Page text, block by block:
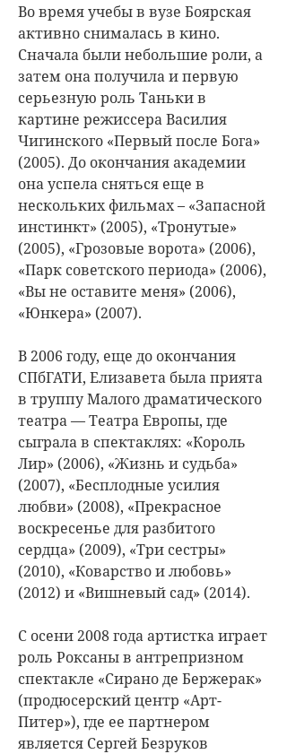
Во время учебы в вузе Боярская
активно снималась в кино.
Сначала были небольшие роли, а
затем она получила и первую
серьезную роль Таньки в
картине режиссера Василия
Чигинского «Первый после Бога»
(2005). До окончания академии
она успела сняться еще в
нескольких фильмах – «Запасной
инстинкт» (2005), «Тронутые»
(2005), «Грозовые ворота» (2006),
«Парк советского периода» (2006),
«Вы не оставите меня» (2006),
«Юнкера» (2007).
В 2006 году, еще до окончания
СПбГАТИ, Елизавета была прията
в труппу Малого драматического
театра — Театра Европы, где
сыграла в спектаклях: «Король
Лир» (2006), «Жизнь и судьба»
(2007), «Бесплодные усилия
любви» (2008), «Прекрасное
воскресенье для разбитого
сердца» (2009), «Три сестры»
(2010), «Коварство и любовь»
(2012) и «Вишневый сад» (2014).
С осени 2008 года артистка играет
роль Роксаны в антрепризном
спектакле «Сирано де Бержерак»
(продюсерский центр «Арт-
Питер»), где ее партнером
является Сергей Безруков